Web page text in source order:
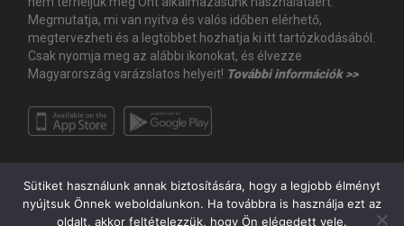
Megmutatja, mi van nyitva és valós időben elérhető,
megtervezheti és a legtöbbet hozhatja ki itt tartózkodásából.
Csak nyomja meg az alábbi ikonokat, és élvezze
Magyarország varázslatos helyeit! További információk >>
Sütiket használunk annak biztosítására, hogy a legjobb élményt
nyújtsuk Önnek weboldalunkon. Ha továbbra is használja ezt az
oldalt, akkor feltételezzük, hogy Ön elégedett vele.